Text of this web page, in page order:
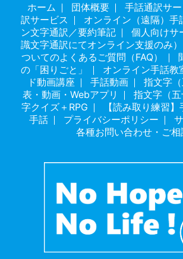
ホーム 団体概要 手話通訳サ
訳サービス
オンライン（遠隔）手
ン文字通訳／要約筆記
個人向けサ
識文字通訳にてオンライン支援のみ）
ついてのよくあるご質問（FAQ）
の「困りごと」
オンライン手話教
ド動画講座
手話動画
指文字
表・動画・Webアプリ
指文字（五
字クイズ＋RPG
【読み取り練習
手話
プライバシーポリシー
各種お問い合わせ・ご相